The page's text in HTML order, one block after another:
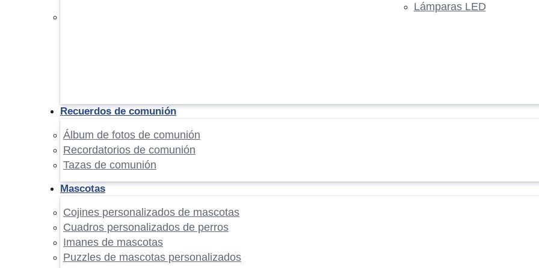
Lámparas LED
Recuerdos de comunión
Álbum de fotos de comunión
Recordatorios de comunión
Tazas de comunión
Mascotas
Cojines personalizados de mascotas
Cuadros personalizados de perros
Imanes de mascotas
Puzzles de mascotas personalizados